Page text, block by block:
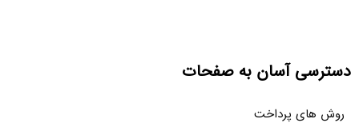
دسترسی آسان به صفحات
روش های پرداخت